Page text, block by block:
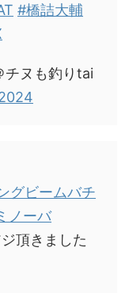
#橋詰大輔
ヌも釣りtai
グビームバチ
ノーバ
頂きました